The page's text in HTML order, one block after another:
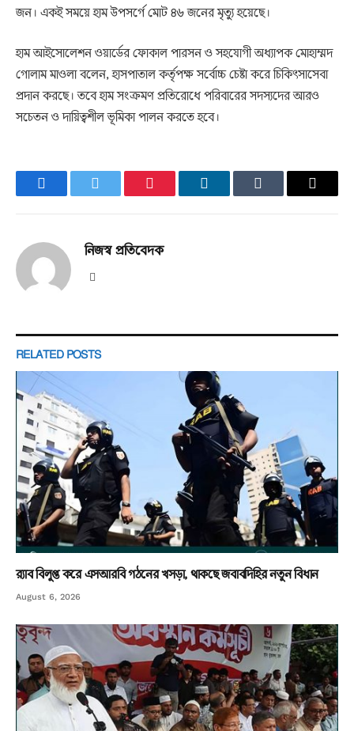
জন। একই সময়ে হাম উপসর্গে মোট ৪৬ জনের মৃত্যু হয়েছে।
হাম আইসোলেশন ওয়ার্ডের ফোকাল পারসন ও সহযোগী অধ্যাপক মোহাম্মদ
গোলাম মাওলা বলেন, হাসপাতাল কর্তৃপক্ষ সর্বোচ্চ চেষ্টা করে চিকিৎসাসেবা
প্রদান করছে। তবে হাম সংক্রমণ প্রতিরোধে পরিবারের সদস্যদের আরও
সচেতন ও দায়িত্বশীল ভূমিকা পালন করতে হবে।
FacebookTwitter PinterestLinkedInTumblr Email
নিজস্ব প্রতিবেদক
RELATED POSTS
র‌্যাব বিলুপ্ত করে এসআরবি গঠনের খসড়া, থাকছে জবাবদিহির নতুন বিধান
August 6, 2026